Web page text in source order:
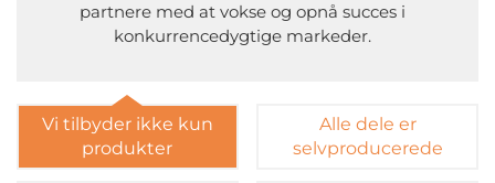
partnere med at vokse og opnå succes i
konkurrencedygtige markeder.
Vi tilbyder ikke kun
produkter
Alle dele er
selvproducerede